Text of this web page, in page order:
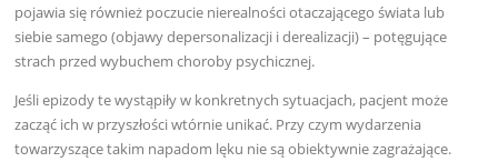
pojawia się również poczucie nierealności otaczającego świata lub
siebie samego (objawy depersonalizacji i derealizacji) – potęgujące
strach przed wybuchem choroby psychicznej.
Jeśli epizody te wystąpiły w konkretnych sytuacjach, pacjent może
zacząć ich w przyszłości wtórnie unikać. Przy czym wydarzenia
towarzyszące takim napadom lęku nie są obiektywnie zagrażające.